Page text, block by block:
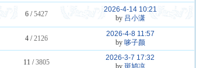
6 /5427
2026-4-14 10:21
by 吕小潇
4 /2126
2026-4-8 11:57
by 哆子颜
11 /3805
2026-3-7 17:32
by 斑鸠凉